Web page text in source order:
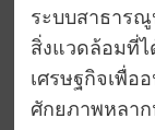
ระบบสาธาร
สิ่งแวดล้อมที่ไ
เศรษฐกิจเพื่อ
ศักยภาพหลาก